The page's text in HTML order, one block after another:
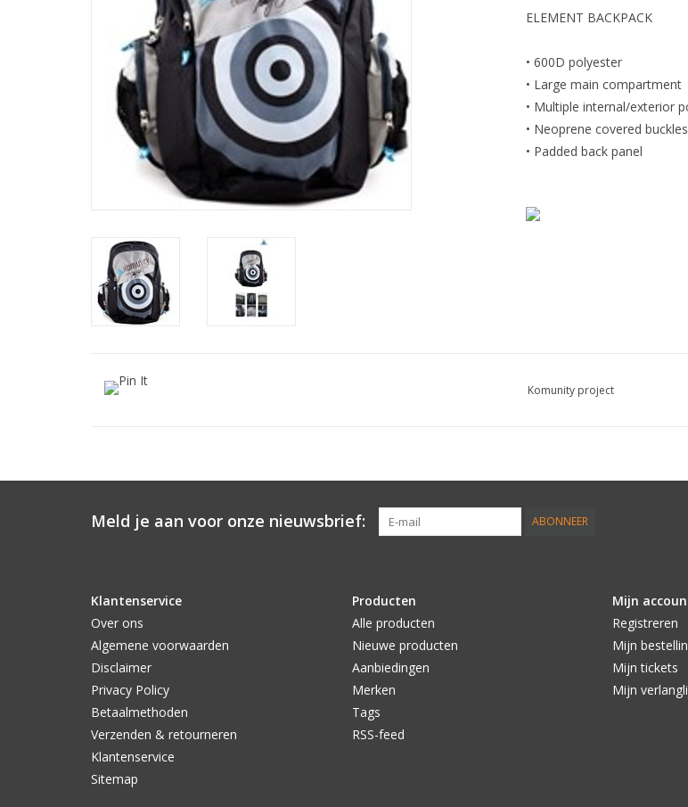
ELEMENT BACKPACK
• 600D polyester
• Large main compartment
• Multiple internal/exterior
• Neoprene covered buckles
• Padded back panel
Komunity project
Meld je aan voor onze nieuwsbrief: ABONNEER
Klantenservice
Over ons
Algemene voorwaarden
Disclaimer
Privacy Policy
Betaalmethoden
Verzenden & retourneren
Klantenservice
Sitemap
Producten
Alle producten
Nieuwe producten
Aanbiedingen
Merken
Tags
RSS-feed
Mijn
Registreren
Mijn
Mijn tickets
Mijn